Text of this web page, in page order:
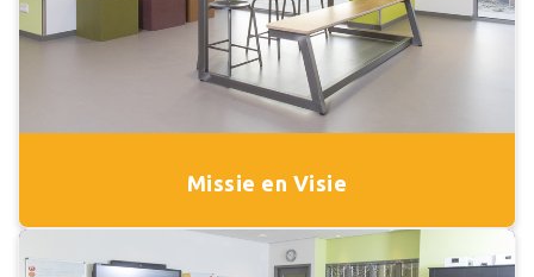
Missie en Visie